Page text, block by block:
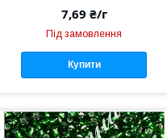
7,69 ₴/г
Під замовлення
Купити